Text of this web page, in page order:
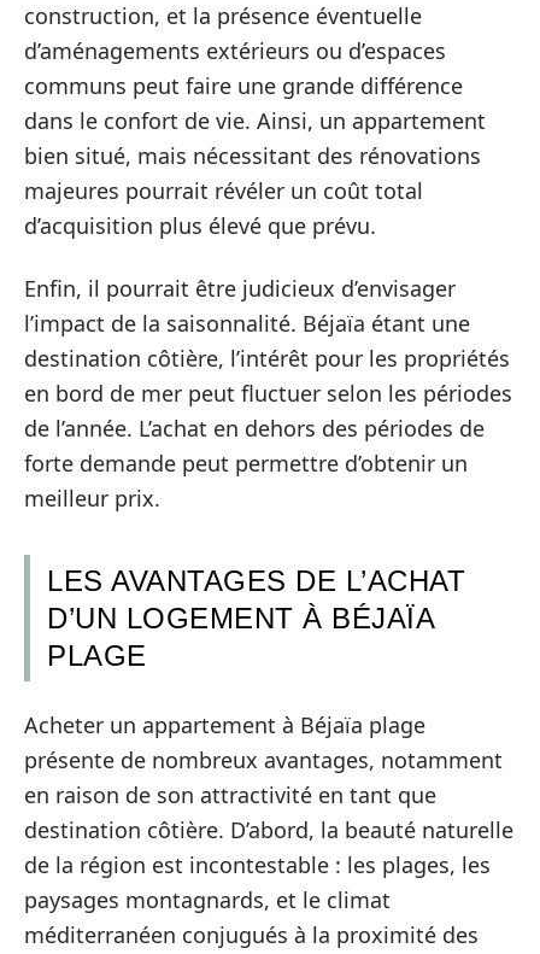
construction, et la présence éventuelle
d’aménagements extérieurs ou d’espaces
communs peut faire une grande différence
dans le confort de vie. Ainsi, un appartement
bien situé, mais nécessitant des rénovations
majeures pourrait révéler un coût total
d’acquisition plus élevé que prévu.
Enfin, il pourrait être judicieux d’envisager
l’impact de la saisonnalité. Béjaïa étant une
destination côtière, l’intérêt pour les propriétés
en bord de mer peut fluctuer selon les périodes
de l’année. L’achat en dehors des périodes de
forte demande peut permettre d’obtenir un
meilleur prix.
LES AVANTAGES DE L’ACHAT
D’UN LOGEMENT À BÉJAÏA
PLAGE
Acheter un appartement à Béjaïa plage
présente de nombreux avantages, notamment
en raison de son attractivité en tant que
destination côtière. D’abord, la beauté naturelle
de la région est incontestable : les plages, les
paysages montagnards, et le climat
méditerranéen conjugués à la proximité des